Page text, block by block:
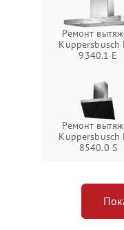
Ремонт
Kuppersbusch
9340.1 E
Ремонт
Kuppersbusch
8540.0 S